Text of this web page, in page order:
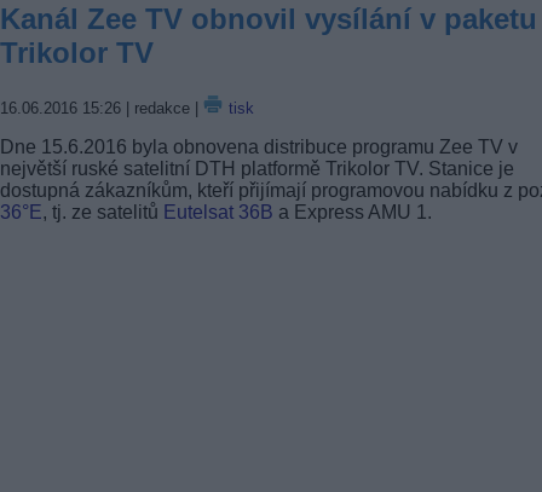
Kanál Zee TV obnovil vysílání v paketu
Trikolor TV
16.06.2016 15:26 | redakce | tisk
Dne 15.6.2016 byla obnovena distribuce programu Zee TV v
největší ruské satelitní DTH platformě Trikolor TV. Stanice je
dostupná zákazníkům, kteří přijímají programovou nabídku z
36°E, tj. ze satelitů Eutelsat 36B a Express AMU 1.